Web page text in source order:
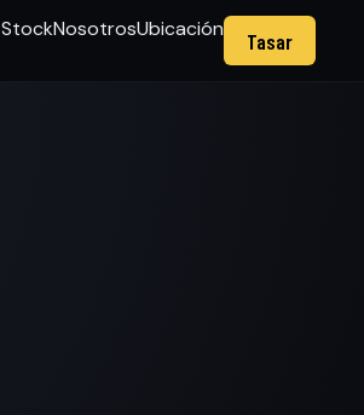
StockNosotrosUbicación Tasar